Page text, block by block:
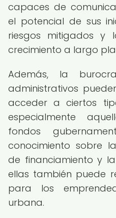
capaces de
el potencial de sus
riesgos mitigados y
crecimiento a largo
Además, la
administrativos
acceder a ciertos
especialmente
fondos
conocimiento sobre
de financiamiento y
ellas también puede
para los
urbana.